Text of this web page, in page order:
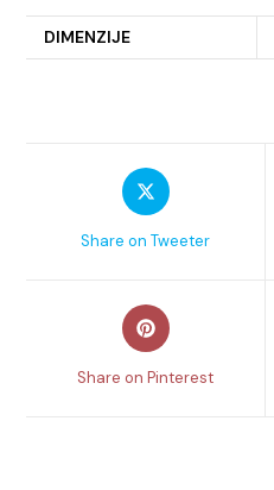
DIMENZIJE
Opens
in
new
Share on Tweeter
Opens
in
new
Share on Pinterest